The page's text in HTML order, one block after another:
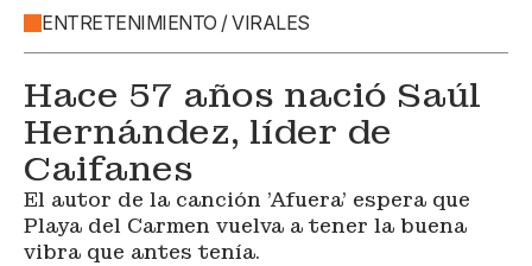
ENTRETENIMIENTO / VIRALES
Hace 57 años nació Saúl
Hernández, líder de
Caifanes
El autor de la canción 'Afuera' espera que
Playa del Carmen vuelva a tener la buena
vibra que antes tenía.